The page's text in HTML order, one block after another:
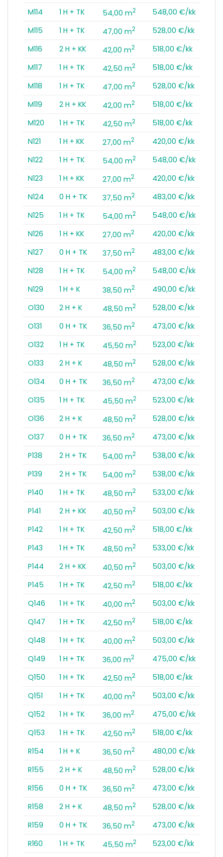
M114
1 H + TK 54,00 m2
548,00 €/kk
M115
1 H + TK 47,00 m2
528,00 €/kk
M116
2 H + KK 42,00 m2
518,00 €/kk
M117
1 H + TK 42,50 m2
518,00 €/kk
M118
1 H + TK 47,00 m2
528,00 €/kk
M119
2 H + KK 42,00 m2
518,00 €/kk
M120
1 H + TK 42,50 m2
518,00 €/kk
N121
1 H + KK 27,00 m2
420,00 €/kk
N122
1 H + TK 54,00 m2
548,00 €/kk
N123
1 H + KK 27,00 m2
420,00 €/kk
N124
0 H + TK 37,50 m2
483,00 €/kk
N125
1 H + TK 54,00 m2
548,00 €/kk
N126
1 H + KK 27,00 m2
420,00 €/kk
N127
0 H + TK 37,50 m2
483,00 €/kk
N128
1 H + TK 54,00 m2
548,00 €/kk
N129
1 H + K 38,50 m2
490,00 €/kk
O130
2 H + K 48,50 m2
528,00 €/kk
O131
0 H + TK 36,50 m2
473,00 €/kk
O132
1 H + TK 45,50 m2
523,00 €/kk
O133
2 H + K 48,50 m2
528,00 €/kk
O134
0 H + TK 36,50 m2
473,00 €/kk
O135
1 H + TK 45,50 m2
523,00 €/kk
O136
2 H + K 48,50 m2
528,00 €/kk
O137
0 H + TK 36,50 m2
473,00 €/kk
P138
2 H + TK 54,00 m2
538,00 €/kk
P139
2 H + TK 54,00 m2
538,00 €/kk
P140
1 H + TK 48,50 m2
533,00 €/kk
P141
2 H + KK 40,50 m2
503,00 €/kk
P142
1 H + TK 42,50 m2
518,00 €/kk
P143
1 H + TK 48,50 m2
533,00 €/kk
P144
2 H + KK 40,50 m2
503,00 €/kk
P145
1 H + TK 42,50 m2
518,00 €/kk
Q146
1 H + TK 40,00 m2
503,00 €/kk
Q147
1 H + TK 42,50 m2
518,00 €/kk
Q148
1 H + TK 40,00 m2
503,00 €/kk
Q149
1 H + TK 36,00 m2
475,00 €/kk
Q150
1 H + TK 42,50 m2
518,00 €/kk
Q151
1 H + TK 40,00 m2
503,00 €/kk
Q152
1 H + TK 36,00 m2
475,00 €/kk
Q153
1 H + TK 42,50 m2
518,00 €/kk
R154
1 H + K 36,50 m2
480,00 €/kk
R155
2 H + K 48,50 m2
528,00 €/kk
R156
0 H + TK 36,50 m2
473,00 €/kk
R158
2 H + K 48,50 m2
528,00 €/kk
R159
0 H + TK 36,50 m2
473,00 €/kk
R160
1 H + TK 45,50 m2
523,00 €/kk